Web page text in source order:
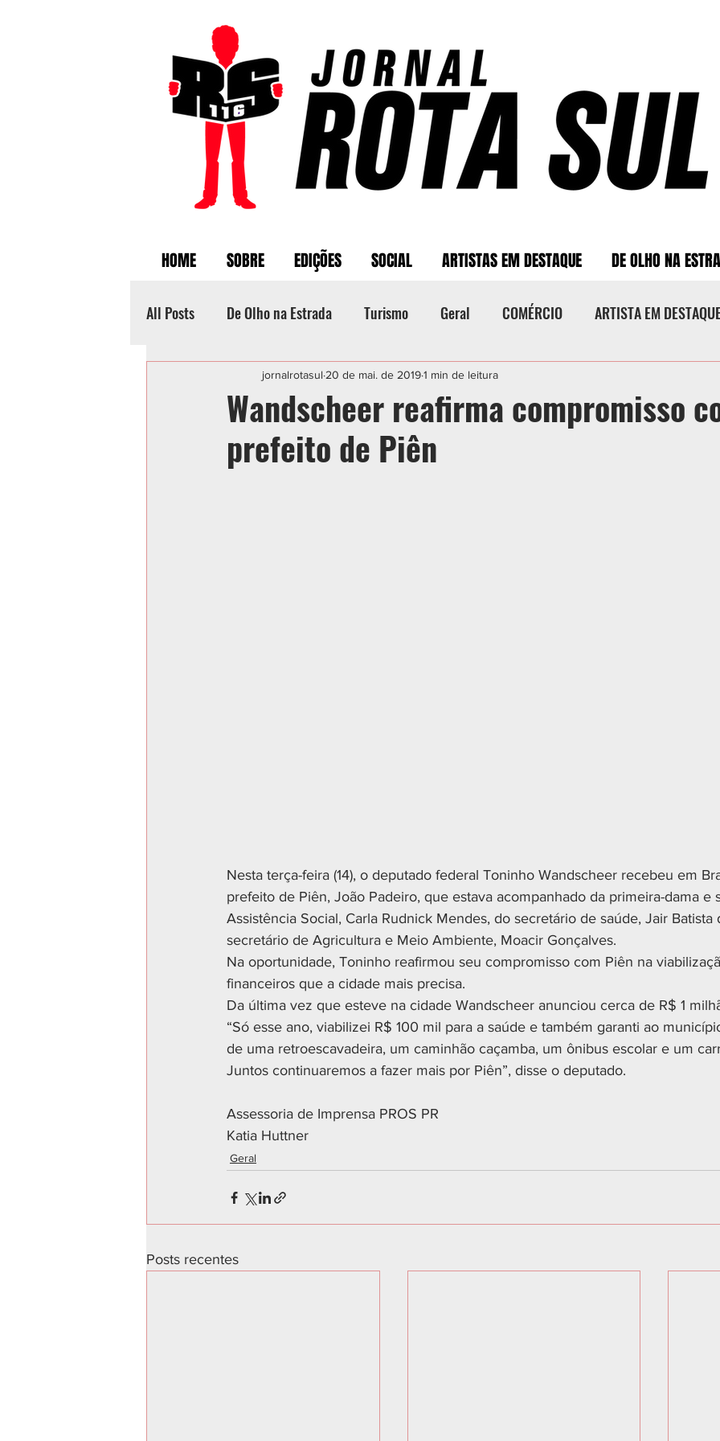
HOME SOBRE EDIÇÕES SOCIAL ARTISTAS EM DESTAQUE DE OLHO NA
All Posts De Olho na Estrada Turismo Geral COMÉRCIO ARTISTA EM
Categoria sem título POLICIAL ESPORTE CIDADES
Wandscheer reafirma compromisso
prefeito de Piên
jornalrotasul 20 de mai. de 20191 min de leitura
Nesta terça-feira (14), o deputado federal Toninho Wandscheer recebeu em
prefeito de Piên, João Padeiro, que estava acompanhado da primeira-dama e
Assistência Social, Carla Rudnick Mendes, do secretário de saúde, Jair
secretário de Agricultura e Meio Ambiente, Moacir Gonçalves.
Na oportunidade, Toninho reafirmou seu compromisso com Piên na
financeiros que a cidade mais precisa.
Da última vez que esteve na cidade Wandscheer anunciou cerca de R$ 1
“Só esse ano, viabilizei R$ 100 mil para a saúde e também garanti ao
de uma retroescavadeira, um caminhão caçamba, um ônibus escolar e um
Juntos continuaremos a fazer mais por Piên”, disse o deputado.
Assessoria de Imprensa PROS PR
Katia Huttner
Geral
Posts recentes